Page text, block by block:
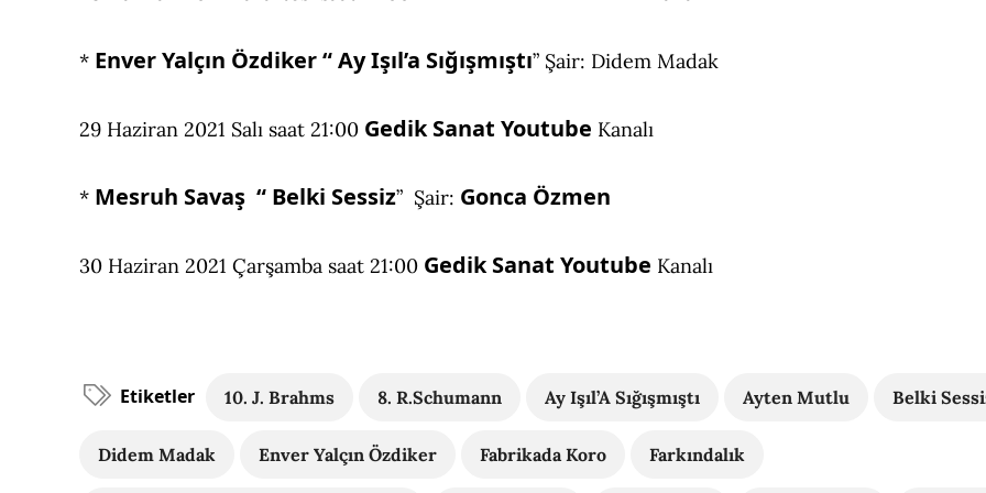
* Enver Yalçın Özdiker “ Ay Işıl’a Sığışmıştı” Şair: Didem Madak
29 Haziran 2021 Salı saat 21:00 Gedik Sanat Youtube Kanalı
* Mesruh Savaş “ Belki Sessiz” Şair: Gonca Özmen
30 Haziran 2021 Çarşamba saat 21:00 Gedik Sanat Youtube Kanalı
Etiketler 10. J. Brahms 8. R.Schumann Ay Işıl’A Sığışmıştı Ayten Mutlu Belki
Didem Madak Enver Yalçın Özdiker Fabrikada Koro Farkındalık